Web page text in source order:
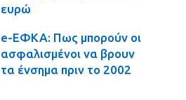
ευρώ
e-ΕΦΚΑ: Πως μπορούν οι
ασφαλισμένοι να βρουν
τα ένσημα πριν το 2002